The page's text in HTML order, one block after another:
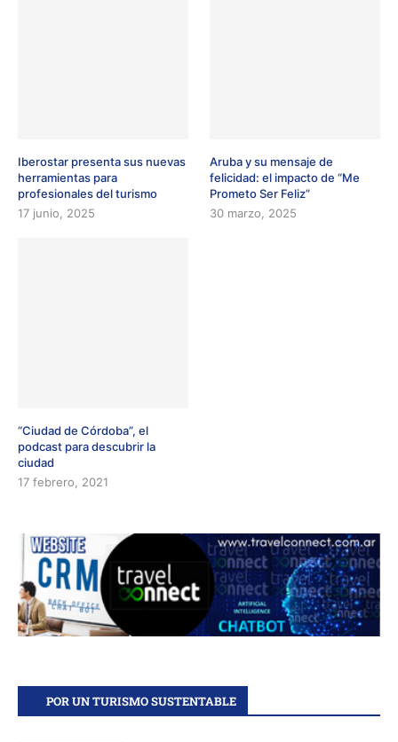
Iberostar presenta sus nuevas
herramientas para
profesionales del turismo
17 junio, 2025
Aruba y su mensaje de
felicidad: el impacto de “Me
Prometo Ser Feliz”
30 marzo, 2025
“Ciudad de Córdoba”, el
podcast para descubrir la
ciudad
17 febrero, 2021
POR UN TURISMO SUSTENTABLE